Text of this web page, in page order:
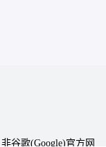
谷歌(Google)官方网